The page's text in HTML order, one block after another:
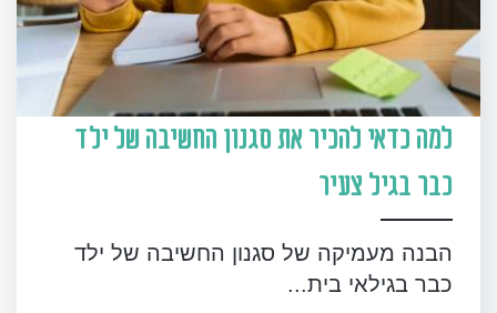
למה כדאי להכיר את סגנון החשיבה של ילד
כבר בגיל צעיר
הבנה מעמיקה של סגנון החשיבה של ילד
כבר בגילאי בית...